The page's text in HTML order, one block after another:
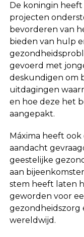
De koningin
projecten
bevorderen van
bieden van hulp
gevoerd met
deskundigen om
uitdagingen
en hoe deze het
aangepakt.
Máxima heeft
aandacht
geestelijke
aan
stem heeft laten
geworden voor
gezondheidszorg
wereldwijd.